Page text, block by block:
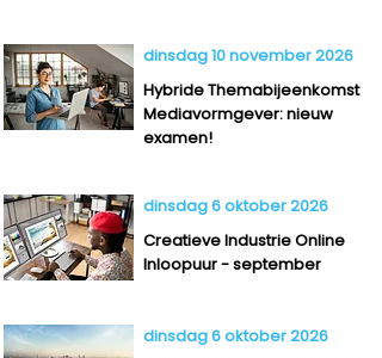
dinsdag 10 november 2026
Hybride Themabijeenkomst
Mediavormgever: nieuw
examen!
dinsdag 6 oktober 2026
Creatieve Industrie Online
Inloopuur - september
dinsdag 6 oktober 2026